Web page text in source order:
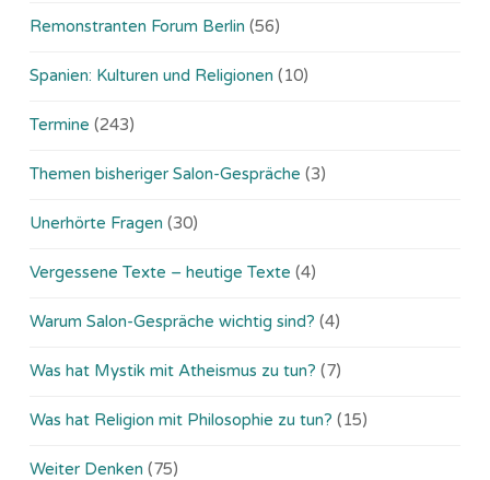
Remonstranten Forum Berlin (56)
Spanien: Kulturen und Religionen (10)
Termine (243)
Themen bisheriger Salon-Gespräche (3)
Unerhörte Fragen (30)
Vergessene Texte – heutige Texte (4)
Warum Salon-Gespräche wichtig sind? (4)
Was hat Mystik mit Atheismus zu tun? (7)
Was hat Religion mit Philosophie zu tun? (15)
Weiter Denken (75)